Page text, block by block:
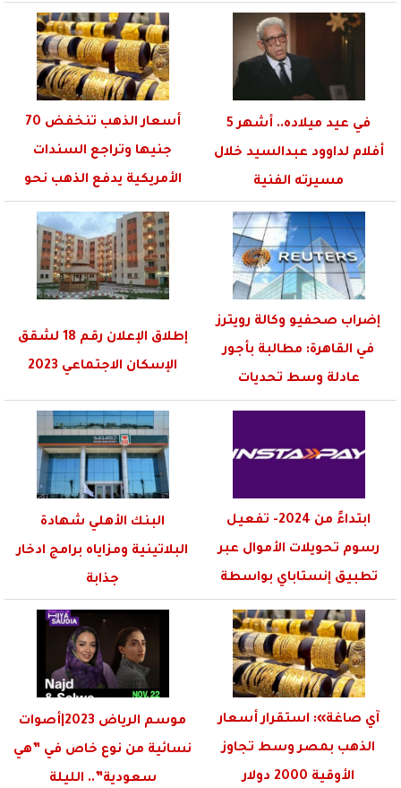
في عيد ميلاده.. أشهر 5
أفلام لداوود عبدالسيد خلال
مسيرته الفنية
أسعار الذهب تنخفض 70
جنيها وتراجع السندات
الأمريكية يدفع الذهب نحو
مستوى...
إضراب صحفيو وكالة رويترز
في القاهرة: مطالبة بأجور
عادلة وسط تحديات
اقتصادية
إطلاق الإعلان رقم 18 لشقق
الإسكان الاجتماعي 2023
ابتداءً من 2024- تفعيل
رسوم تحويلات الأموال عبر
تطبيق إنستاباي بواسطة
البنك...
البنك الأهلي شهادة
البلاتينية ومزاياه برامج ادخار
جذابة
آي صاغة»: استقرار أسعار
الذهب بمصر وسط تجاوز
الأوقية 2000 دولار
موسم الرياض 2023|أصوات
نسائية من نوع خاص في ”هي
سعودية”.. الليلة